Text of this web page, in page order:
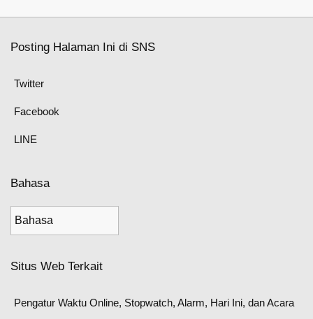
Posting Halaman Ini di SNS
Twitter
Facebook
LINE
Bahasa
Situs Web Terkait
Pengatur Waktu Online, Stopwatch, Alarm, Hari Ini, dan Acara